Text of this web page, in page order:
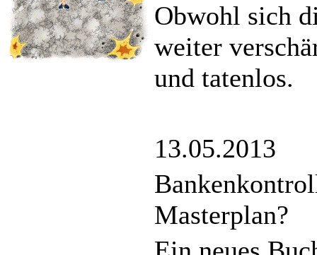
Obwohl sich
weiter
und tatenlos.
13.05.2013
Masterplan?